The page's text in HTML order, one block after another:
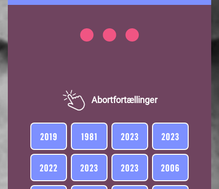
Item
Abortfortællinger
2019 1981 2023 2023
2022 2023 2023 2006